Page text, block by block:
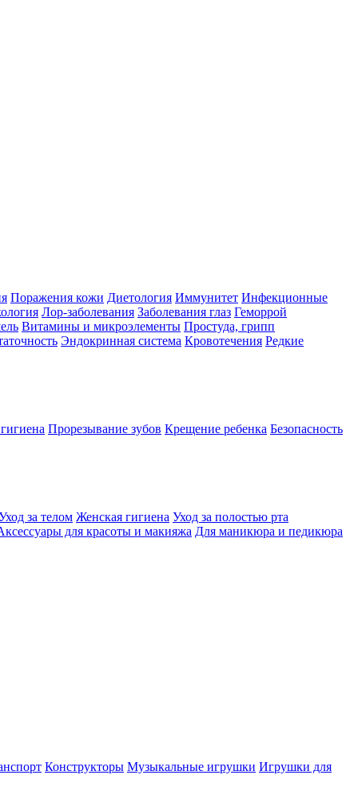
Поражения кожи Диетология Иммунитет Инфекционные
Лор-заболевания Заболевания глаз Геморрой
Витамины и микроэлементы Простуда, грипп
Эндокринная система Кровотечения Редкие
Прорезывание зубов Крещение ребенка Безопасность
за телом Женская гигиена Уход за полостью рта
для красоты и макияжа Для маникюра и педикюра
Конструкторы Музыкальные игрушки Игрушки для